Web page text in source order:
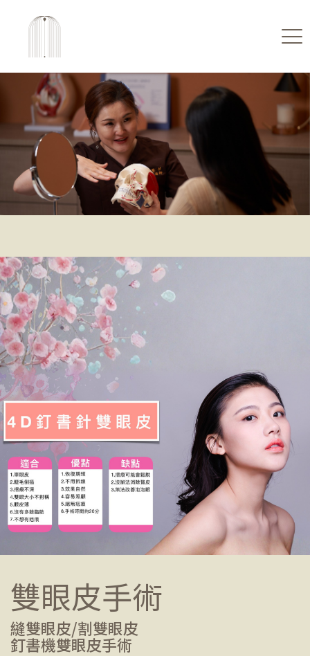
雙眼皮手術
縫雙眼皮/割雙眼皮
釘書機雙眼皮手術